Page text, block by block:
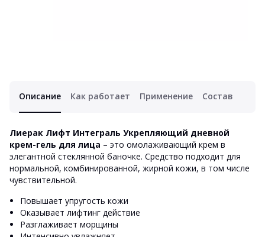
Описание Как работает Применение Состав
Лиерак Лифт Интеграль Укрепляющий дневной
крем-гель для лица – это омолаживающий крем в
элегантной стеклянной баночке. Средство подходит для
нормальной, комбинированной, жирной кожи, в том числе
чувствительной.
Повышает упругость кожи
Оказывает лифтинг действие
Разглаживает морщины